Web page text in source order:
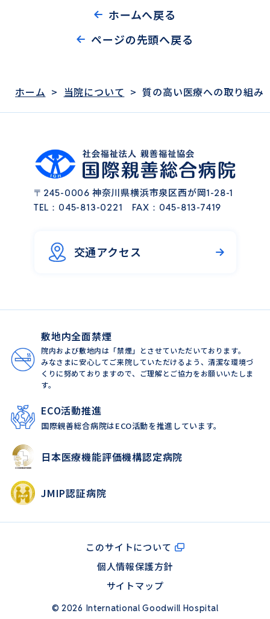
ホームへ戻る
ページの先頭へ戻る
ホーム > 当院について >質の高い医療への取り組み
〒245-0006 神奈川県横浜市泉区西が岡1-28-1
TEL： 045-813-0221 FAX：045-813-7419
交通アクセス
敷地内全面禁煙
院内および敷地内は「禁煙」とさせていただいております。
みなさまに安心してご来院していただけるよう、清潔な環境づ
くりに努めておりますので、ご理解とご協力をお願いいたしま
す。
ECO活動推進
国際親善総合病院はECO活動を推進しています。
日本医療機能評価機構認定病院
JMIP認証病院
このサイトについて
個人情報保護方針
サイトマップ
© 2026 International Goodwill Hospital